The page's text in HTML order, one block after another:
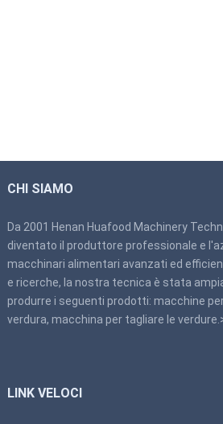
CHI SIAMO
Da 2001 Henan Huafood Machinery
diventato il produttore professionale e
macchinari alimentari avanzati ed
e ricerche, la nostra tecnica è stata
produrre i seguenti prodotti: macchine
verdura, macchina per tagliare le
LINK VELOCI